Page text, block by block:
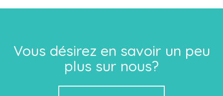
Vous désirez en savoir un peu
plus sur nous?